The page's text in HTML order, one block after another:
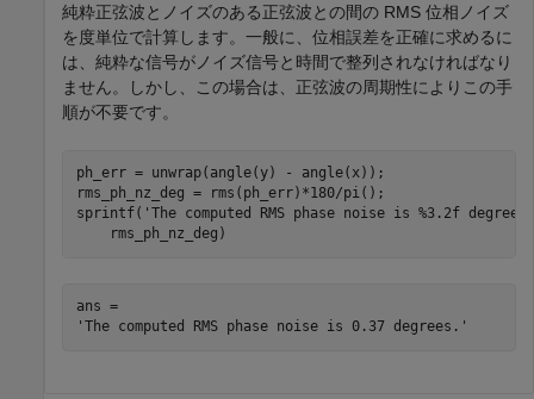
純粋正弦波とノイズのある正弦波との間の RMS 位相ノイズ
を度単位で計算します。一般に、位相誤差を正確に求めるに
は、純粋な信号がノイズ信号と時間で整列されなければなり
ません。しかし、この場合は、正弦波の周期性によりこの手
順が不要です。
ph_err = unwrap(angle(y) - angle(x));
rms_ph_nz_deg = rms(ph_err)*180/pi();
sprintf( 'The computed RMS phase noise is %3.2f
    rms_ph_nz_deg)
ans =